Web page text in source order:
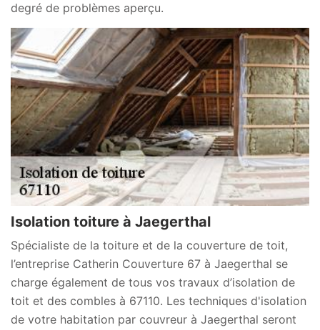
degré de problèmes aperçu.
Isolation toiture à Jaegerthal
Spécialiste de la toiture et de la couverture de toit,
l’entreprise Catherin Couverture 67 à Jaegerthal se
charge également de tous vos travaux d’isolation de
toit et des combles à 67110. Les techniques d'isolation
de votre habitation par couvreur à Jaegerthal seront